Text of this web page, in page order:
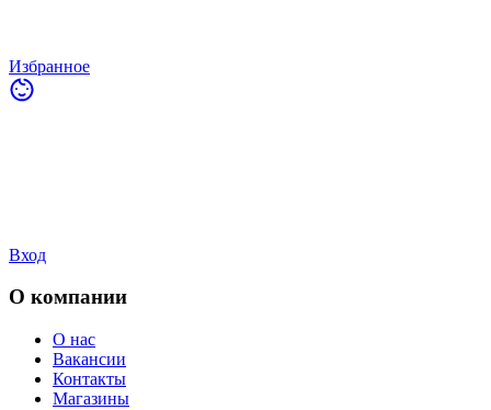
Избранное
Вход
О компании
О нас
Вакансии
Контакты
Магазины